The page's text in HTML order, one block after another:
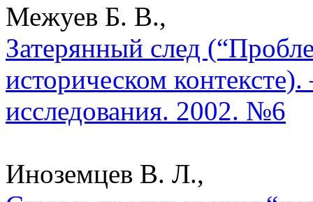
Межуев Б. В.,
Затерянный след
историческом
исследования. 2002. №6
Иноземцев В. Л.,